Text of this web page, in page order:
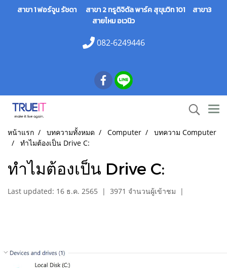
สาขา 1 ฟอร์จูน รัชดา สาขา 2 ทรูดิจิตัล พาร์ค สุขุมวิท 101 สาขา3
สายไหม อเวนิว
082-6249446
หน้าแรก บทความทั้งหมด Computer
บทความ Computer
ทำไมต้องเป็น Drive C:
ทำไมต้องเป็น Drive C:
Last updated: 16 ธ.ค. 2565 | 3971 จำนวนผู้เข้าชม |